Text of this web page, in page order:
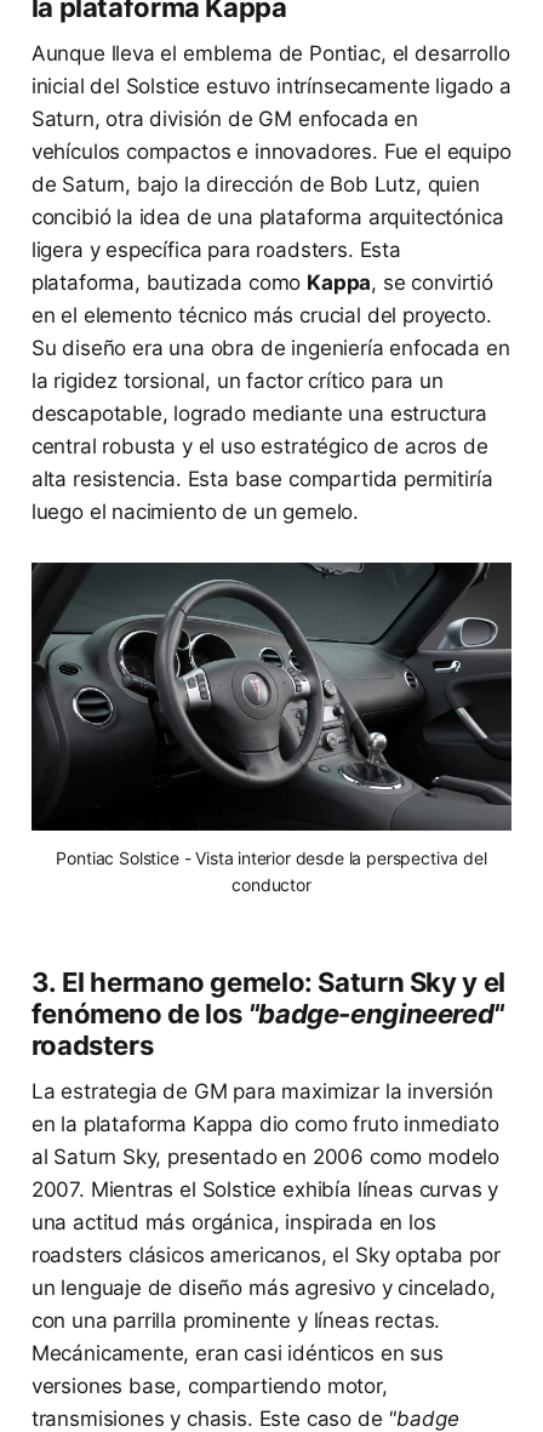
la plataforma Kappa
Aunque lleva el emblema de Pontiac, el desarrollo
inicial del Solstice estuvo intrínsecamente ligado a
Saturn, otra división de GM enfocada en
vehículos compactos e innovadores. Fue el equipo
de Saturn, bajo la dirección de Bob Lutz, quien
concibió la idea de una plataforma arquitectónica
ligera y específica para roadsters. Esta
plataforma, bautizada como Kappa, se convirtió
en el elemento técnico más crucial del proyecto.
Su diseño era una obra de ingeniería enfocada en
la rigidez torsional, un factor crítico para un
descapotable, logrado mediante una estructura
central robusta y el uso estratégico de acros de
alta resistencia. Esta base compartida permitiría
luego el nacimiento de un gemelo.
Pontiac Solstice - Vista interior desde la perspectiva del
conductor
3. El hermano gemelo: Saturn Sky y el
fenómeno de los "badge-engineered"
roadsters
La estrategia de GM para maximizar la inversión
en la plataforma Kappa dio como fruto inmediato
al Saturn Sky, presentado en 2006 como modelo
2007. Mientras el Solstice exhibía líneas curvas y
una actitud más orgánica, inspirada en los
roadsters clásicos americanos, el Sky optaba por
un lenguaje de diseño más agresivo y cincelado,
con una parrilla prominente y líneas rectas.
Mecánicamente, eran casi idénticos en sus
versiones base, compartiendo motor,
transmisiones y chasis. Este caso de "badge